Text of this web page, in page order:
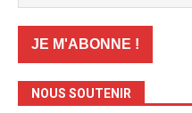
NOUS SOUTENIR